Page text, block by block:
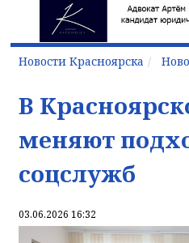
Новости Красноярска
В
меняют
соцслужб
03.06.2026 16:32